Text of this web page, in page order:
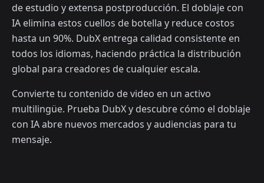
de estudio y extensa postproducción. El doblaje con
IA elimina estos cuellos de botella y reduce costos
hasta un 90%. DubX entrega calidad consistente en
todos los idiomas, haciendo práctica la distribución
global para creadores de cualquier escala.
Convierte tu contenido de video en un activo
multilingüe. Prueba DubX y descubre cómo el doblaje
con IA abre nuevos mercados y audiencias para tu
mensaje.